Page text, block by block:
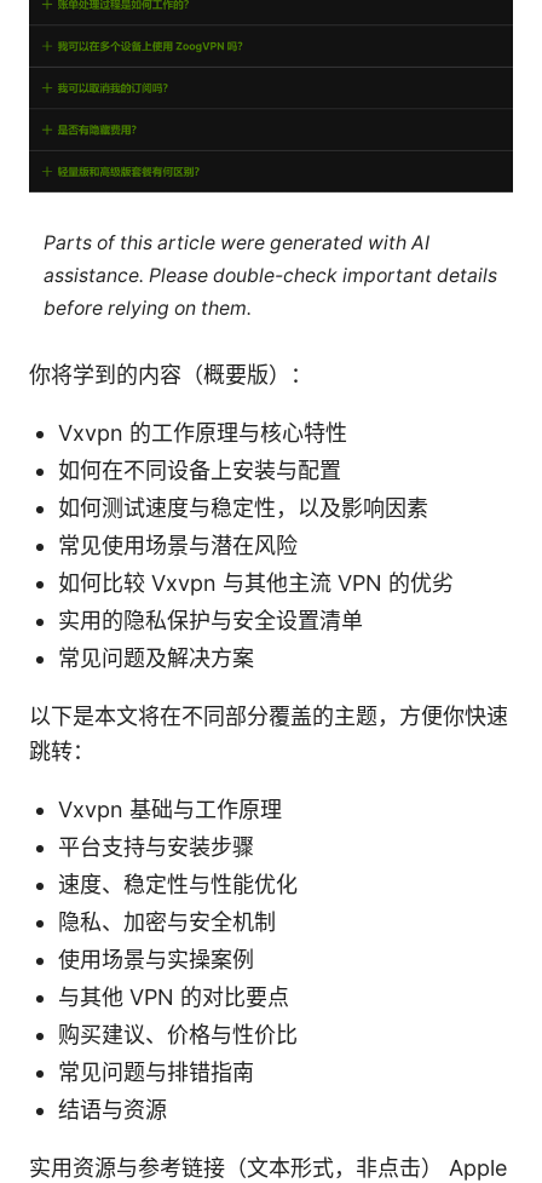
Parts of this article were generated with AI
assistance. Please double-check important details
before relying on them.
你将学到的内容（概要版）：
Vxvpn 的工作原理与核心特性
如何在不同设备上安装与配置
如何测试速度与稳定性，以及影响因素
常见使用场景与潜在风险
如何比较 Vxvpn 与其他主流 VPN 的优劣
实用的隐私保护与安全设置清单
常见问题及解决方案
以下是本文将在不同部分覆盖的主题，方便你快速
跳转：
Vxvpn 基础与工作原理
平台支持与安装步骤
速度、稳定性与性能优化
隐私、加密与安全机制
使用场景与实操案例
与其他 VPN 的对比要点
购买建议、价格与性价比
常见问题与排错指南
结语与资源
实用资源与参考链接（文本形式，非点击） Apple